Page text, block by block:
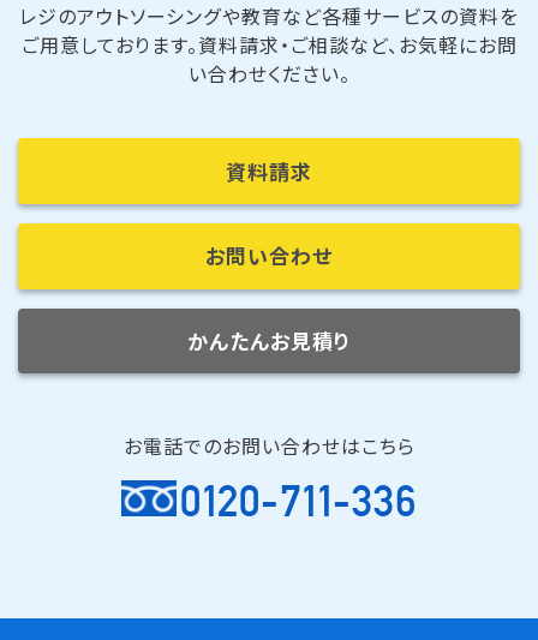
レジのアウトソーシングや教育など各種サービスの資料を
ご用意しております。資料請求・ご相談など、お気軽にお問
い合わせください。
資料請求
お問い合わせ
かんたんお見積り
お電話でのお問い合わせはこちら
0120-711-336